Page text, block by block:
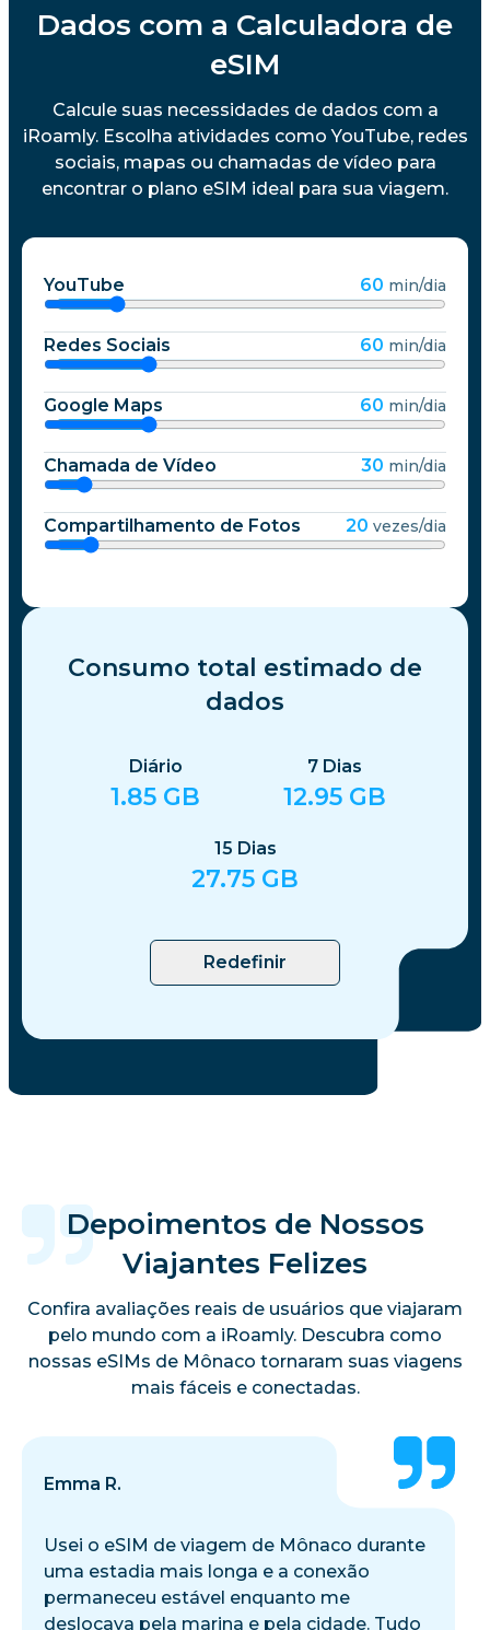
Dados com a Calculadora de
eSIM
Calcule suas necessidades de dados com a
iRoamly. Escolha atividades como YouTube, redes
sociais, mapas ou chamadas de vídeo para
encontrar o plano eSIM ideal para sua viagem.
YouTube 60 min/dia
Redes Sociais 60 min/dia
Google Maps 60 min/dia
Chamada de Vídeo 30 min/dia
Compartilhamento de Fotos 20 vezes/dia
Consumo total estimado de
dados
Diário
1.85 GB
7 Dias
12.95 GB
15 Dias
27.75 GB
Redefinir
Depoimentos de Nossos
Viajantes Felizes
Confira avaliações reais de usuários que viajaram
pelo mundo com a iRoamly. Descubra como
nossas eSIMs de Mônaco tornaram suas viagens
mais fáceis e conectadas.
Emma R.
Usei o eSIM de viagem de Mônaco durante
uma estadia mais longa e a conexão
permaneceu estável enquanto me
deslocava pela marina e pela cidade. Tudo